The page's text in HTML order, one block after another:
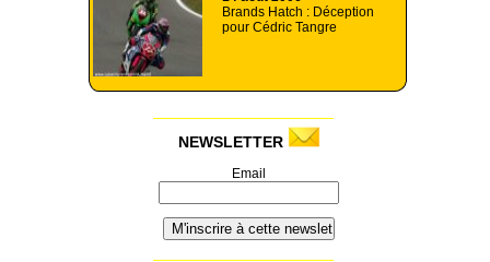
Brands Hatch : Déception
pour Cédric Tangre
NEWSLETTER
Email